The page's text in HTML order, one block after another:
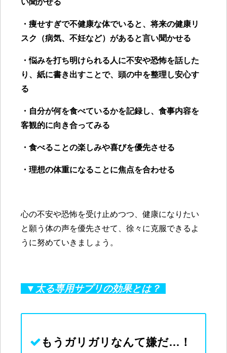
い聞かせる
・痩せすぎで不健康な体でいると、将来の健康リ
スク（病気、不妊など）があると言い聞かせる
・悩みを打ち明けられる人に不安や恐怖を話した
り、紙に書き出すことで、頭の中を整理し安心す
る
・自分が何を食べているかを記録し、食事内容を
客観的に向き合ってみる
・食べることの楽しみや喜びを優先させる
・理想の体重になることに焦点を合わせる
心の不安や恐怖を受け止めつつ、健康になりたい
と願う体の声を優先させて、徐々に克服できるよ
うに努めていきましょう。
▼太る専用サプリの効果とは？
もうガリガリなんて嫌だ…！